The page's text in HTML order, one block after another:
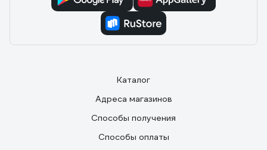
Каталог
Адреса магазинов
Способы получения
Способы оплаты